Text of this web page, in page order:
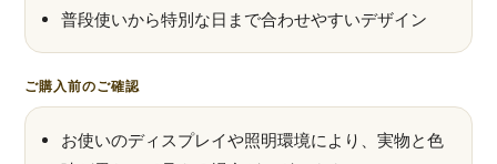
普段使いから特別な日まで合わせやすいデザイン
ご購入前のご確認
お使いのディスプレイや照明環境により、実物と色